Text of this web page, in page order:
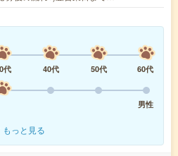
代 40代 50代
60代
男性
もっと見る